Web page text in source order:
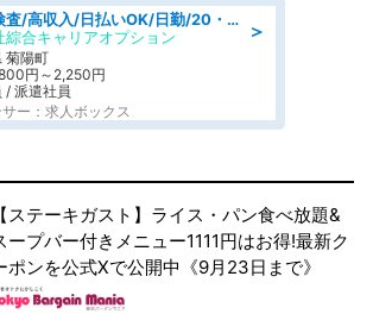
＞
検品・検査/高収入/日払いOK/日勤/20・30・40代活躍中/製造 工場
綜合キャリアオプション
菊陽町
円～2,250円
/ 派遣社員
ー：求人ボックス
【ステーキガスト】ライス・パン食べ放題&
ープバー付きメニュー1111円はお得!最新ク
ポンを公式Xで公開中《9月23日まで》